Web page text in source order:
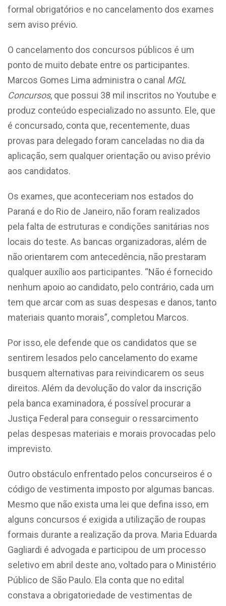
formal obrigatórios e no cancelamento dos exames
sem aviso prévio.
O cancelamento dos concursos públicos é um
ponto de muito debate entre os participantes.
Marcos Gomes Lima administra o canal MGL
Concursos, que possui 38 mil inscritos no Youtube e
produz conteúdo especializado no assunto. Ele, que
é concursado, conta que, recentemente, duas
provas para delegado foram canceladas no dia da
aplicação, sem qualquer orientação ou aviso prévio
aos candidatos.
Os exames, que aconteceriam nos estados do
Paraná e do Rio de Janeiro, não foram realizados
pela falta de estruturas e condições sanitárias nos
locais do teste. As bancas organizadoras, além de
não orientarem com antecedência, não prestaram
qualquer auxílio aos participantes. “Não é fornecido
nenhum apoio ao candidato, pelo contrário, cada um
tem que arcar com as suas despesas e danos, tanto
materiais quanto morais”, completou Marcos.
Por isso, ele defende que os candidatos que se
sentirem lesados pelo cancelamento do exame
busquem alternativas para reivindicarem os seus
direitos. Além da devolução do valor da inscrição
pela banca examinadora, é possível procurar a
Justiça Federal para conseguir o ressarcimento
pelas despesas materiais e morais provocadas pelo
imprevisto.
Outro obstáculo enfrentado pelos concurseiros é o
código de vestimenta imposto por algumas bancas.
Mesmo que não exista uma lei que defina isso, em
alguns concursos é exigida a utilização de roupas
formais durante a realização da prova. Maria Eduarda
Gagliardi é advogada e participou de um processo
seletivo em abril deste ano, voltado para o Ministério
Público de São Paulo. Ela conta que no edital
constava a obrigatoriedade de vestimentas de